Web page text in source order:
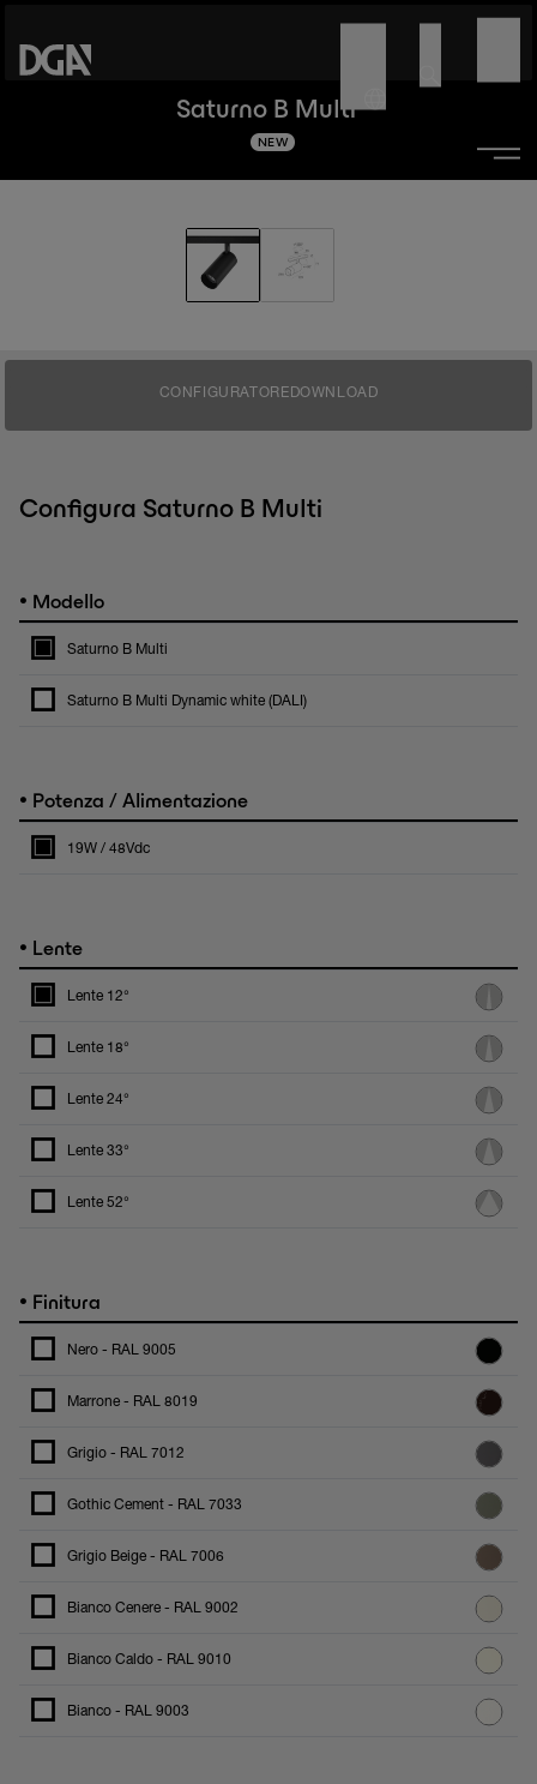
Saturno B Multi
NEW
CONFIGURATORE DOWNLOAD
Configura Saturno B Multi
• Modello
Saturno B Multi
Saturno B Multi Dynamic white (DALI)
• Potenza / Alimentazione
19W / 48Vdc
• Lente
Lente 12°
Lente 18°
Lente 24°
Lente 33°
Lente 52°
• Finitura
Nero - RAL 9005
Marrone - RAL 8019
Grigio - RAL 7012
Gothic Cement - RAL 7033
Grigio Beige - RAL 7006
Bianco Cenere - RAL 9002
Bianco Caldo - RAL 9010
Bianco - RAL 9003